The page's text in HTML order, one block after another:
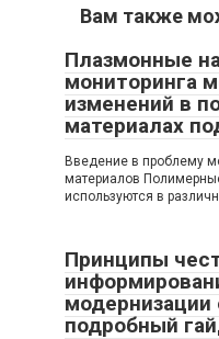
Вам также
Плазмонные
мониторинга
изменений в
материалах
Введение в проблему
материалов
используются в
Принципы
модернизации
подробный